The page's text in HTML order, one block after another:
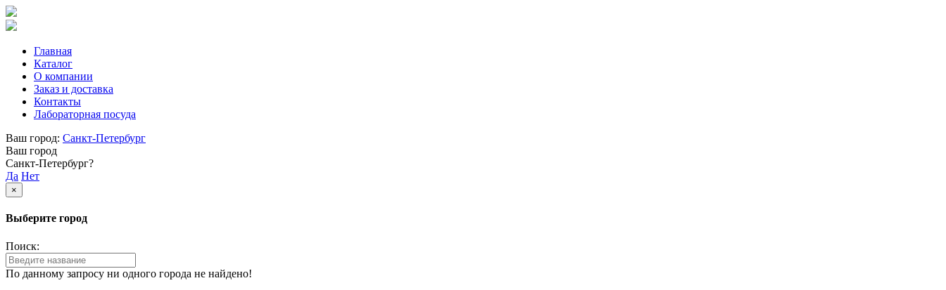
Главная
Каталог
О компании
Заказ и доставка
Контакты
Лабораторная посуда
Ваш город: Санкт-Петербург
Ваш город
Санкт-Петербург?
Да Нет
×
Выберите город
Поиск:
По данному запросу ни одного города не найдено!